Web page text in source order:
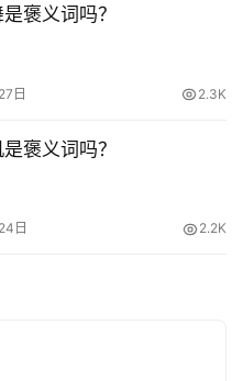
褒义词吗？
日 2.3K
褒义词吗？
日 2.2K